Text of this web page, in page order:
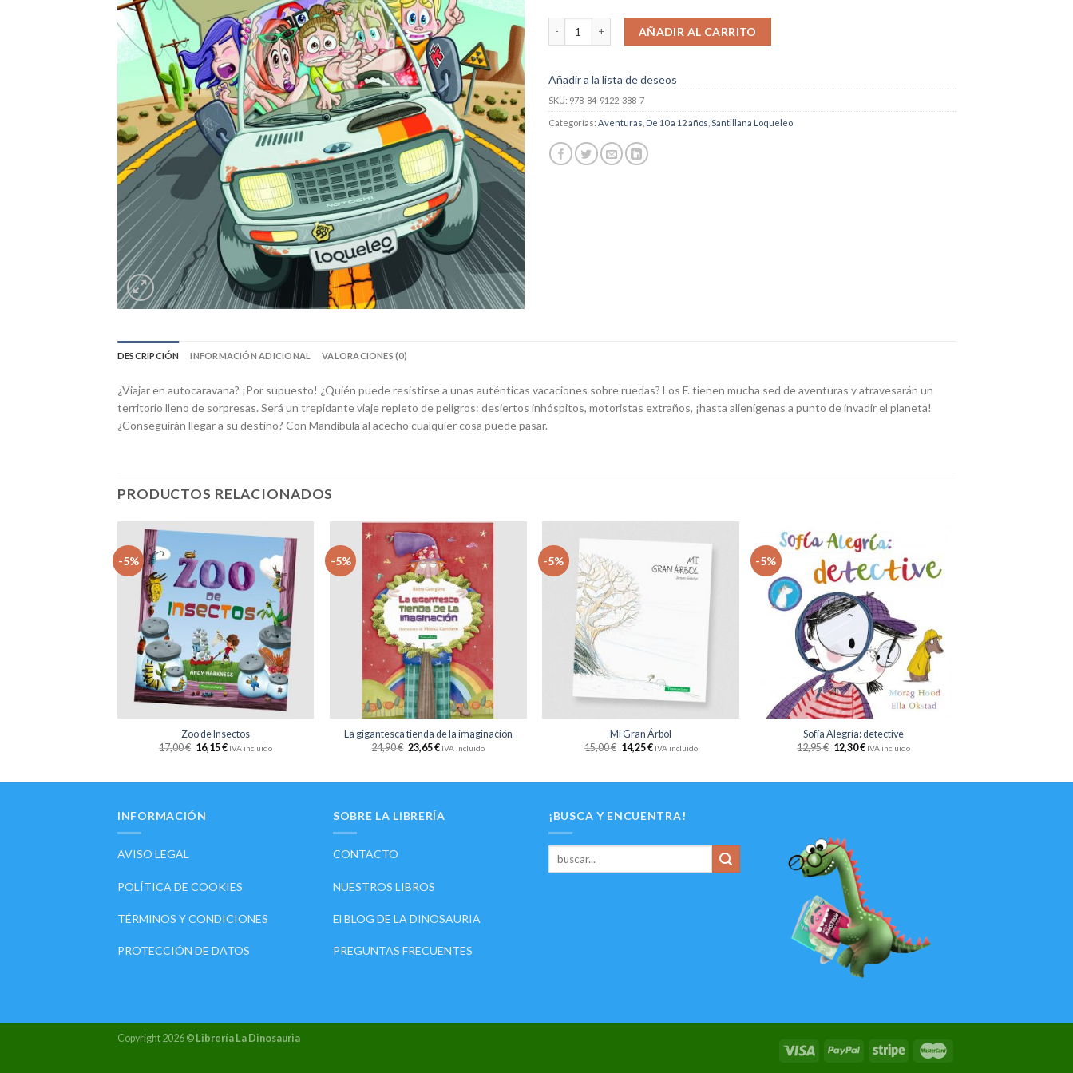
El ataque de los invasores rodantes. Familia a la fuga 4 cantidad
AÑADIR AL CARRITO
Añadir a la lista de deseos
SKU: 978-84-9122-388-7
Categorías: Aventuras De 10 a 12 años Santillana Loqueleo
DESCRIPCIÓN INFORMACIÓN ADICIONAL VALORACIONES (0)
¿Viajar en autocaravana? ¡Por supuesto! ¿Quién puede resistirse a unas auténticas vacaciones sobre ruedas? Los F. tienen mucha sed de aventuras y atravesarán un
territorio lleno de sorpresas. Será un trepidante viaje repleto de peligros: desiertos inhóspitos, motoristas extraños, ¡hasta alienígenas a punto de invadir el planeta!
¿Conseguirán llegar a su destino? Con Mandíbula al acecho cualquier cosa puede pasar.
PRODUCTOS RELACIONADOS
-5%
Añadir
a la
lista
de
deseos
+
Zoo de Insectos
17,00€ 16,15€ IVA incluido
-5%
La gigantesca tienda de la imaginación
24,90€ 23,65€ IVA incluido
-5%
Mi Gran Árbol
15,00€ 14,25€ IVA incluido
-5%
Añadir
a la
lista
+
Sofía Alegría: detective
12,95€ 12,30€ IVA incluido
INFORMACIÓN
AVISO LEGAL
POLÍTICA DE COOKIES
TÉRMINOS Y CONDICIONES
PROTECCIÓN DE DATOS
SOBRE LA LIBRERÍA
CONTACTO
NUESTROS LIBROS
El BLOG DE LA DINOSAURIA
PREGUNTAS FRECUENTES
¡BUSCA Y ENCUENTRA!
Copyright 2026 © Librería La Dinosauria